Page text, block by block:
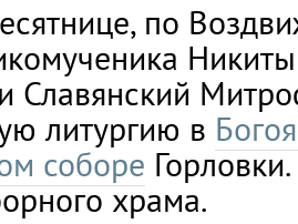
по
Славянский
литургию в
соборе
храма.